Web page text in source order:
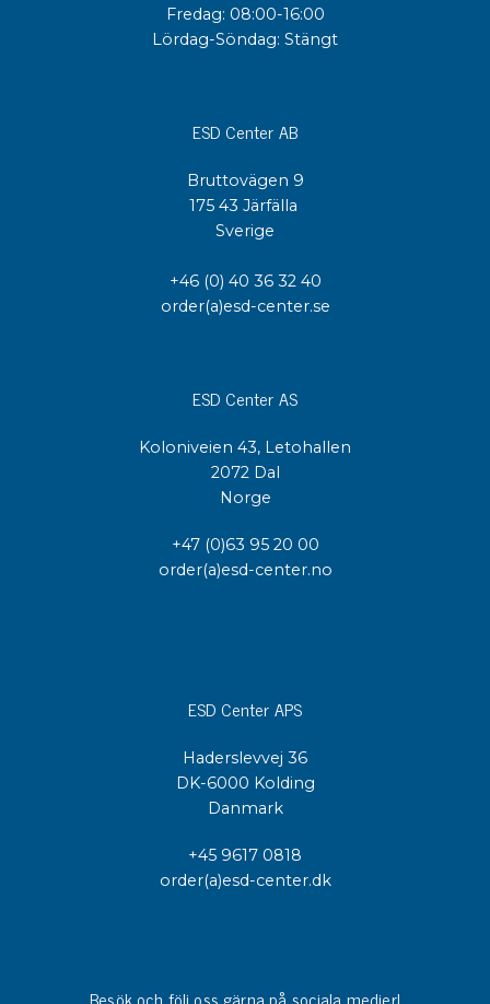
Fredag: 08:00-16:00
Lördag-Söndag: Stängt
ESD Center AB
Bruttovägen 9
175 43 Järfälla
Sverige
+46 (0) 40 36 32 40
order(a)esd-center.se
ESD Center AS
Koloniveien 43, Letohallen
2072 Dal
Norge
+47 (0)63 95 20 00
order(a)esd-center.no
ESD Center APS
Haderslevvej 36
DK-6000 Kolding
Danmark
+45 9617 0818
order(a)esd-center.dk
Besök och följ oss gärna på sociala medier!